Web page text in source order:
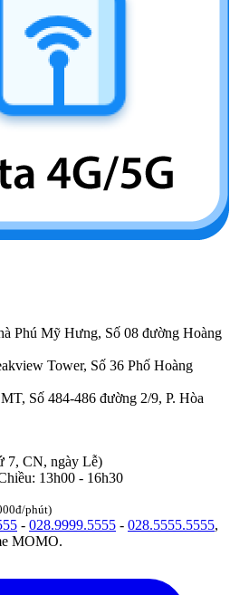
Phú Mỹ Hưng, Số 08 đường Hoàng
Tower, Số 36 Phố Hoàng
Số 484-486 đường 2/9, P. Hòa
7, CN, ngày Lễ)
13h00 - 16h30
phút)
- 028.9999.5555 - 028.5555.5555,
MOMO.